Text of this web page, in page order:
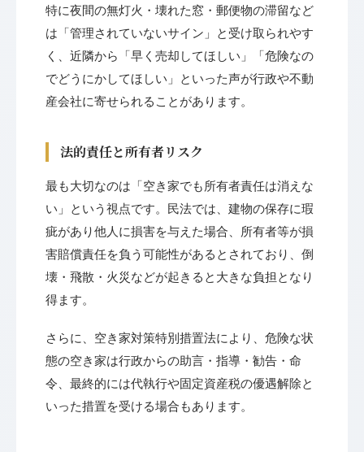
特に夜間の無灯火・壊れた窓・郵便物の滞留など
は「管理されていないサイン」と受け取られやす
く、近隣から「早く売却してほしい」「危険なの
でどうにかしてほしい」といった声が行政や不動
産会社に寄せられることがあります。
法的責任と所有者リスク
最も大切なのは「空き家でも所有者責任は消えな
い」という視点です。民法では、建物の保存に瑕
疵があり他人に損害を与えた場合、所有者等が損
害賠償責任を負う可能性があるとされており、倒
壊・飛散・火災などが起きると大きな負担となり
得ます。
さらに、空き家対策特別措置法により、危険な状
態の空き家は行政からの助言・指導・勧告・命
令、最終的には代執行や固定資産税の優遇解除と
いった措置を受ける場合もあります。